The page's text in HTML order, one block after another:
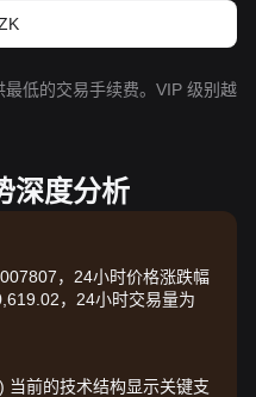
低的交易手续费。VIP 级别越
深度分析
，24小时价格涨跌幅
，24小时交易量为
当前的技术结构显示关键支